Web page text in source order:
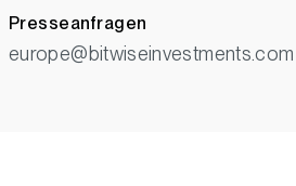
Presseanfragen
europe@bitwiseinvestments.com